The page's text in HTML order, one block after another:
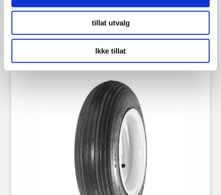
tillat utvalg
Ikke tillat
kr259.00
Se flere detaljer